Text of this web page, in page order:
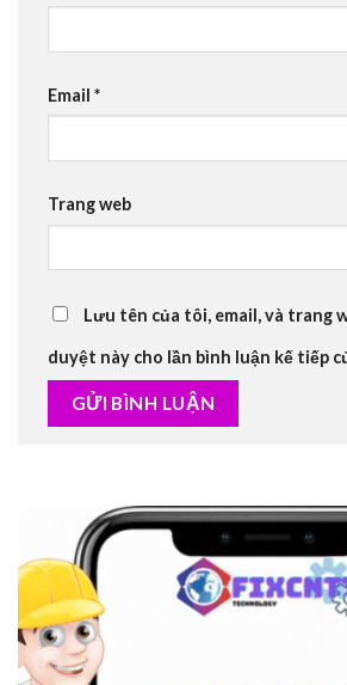
Email *
Trang web
Lưu tên của tôi, email, và trang
duyệt này cho lần bình luận kế tiếp